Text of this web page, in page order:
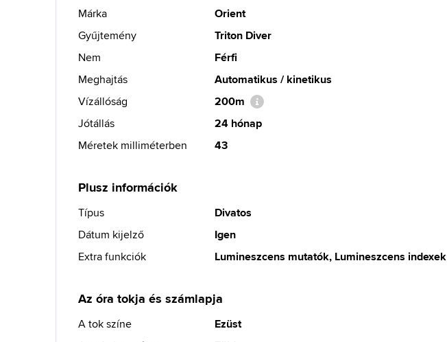
Márka
Orient
Gyűjtemény
Triton Diver
Nem
Férfi
Meghajtás
Automatikus / kinetikus
Vízállóság
200m
Jótállás
24 hónap
Méretek milliméterben
43
Plusz információk
Típus
Divatos
Dátum kijelző
Igen
Extra funkciók
Lumineszcens mutatók, Lumineszcens indexek
Az óra tokja és számlapja
A tok színe
Ezüst